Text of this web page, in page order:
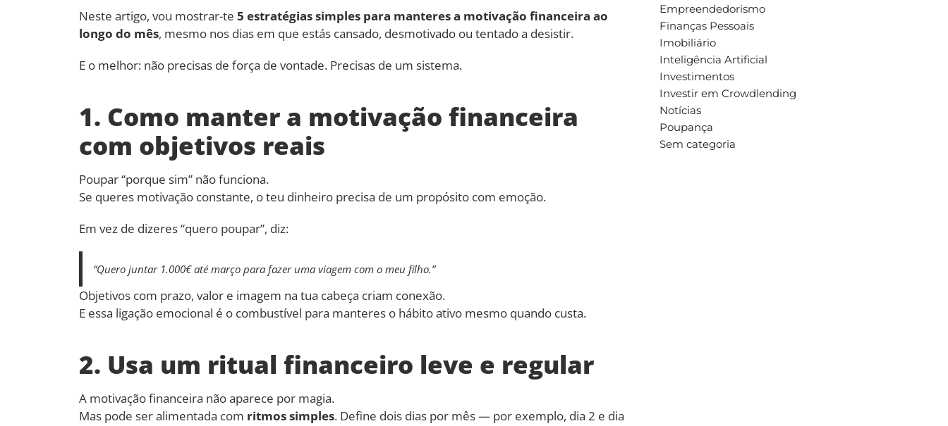
Neste artigo, vou mostrar-te 5 estratégias simples para manteres a motivação financeira ao
longo do mês, mesmo nos dias em que estás cansado, desmotivado ou tentado a desistir.
E o melhor: não precisas de força de vontade. Precisas de um sistema.
1. Como manter a motivação financeira
com objetivos reais
Poupar “porque sim” não funciona.
Se queres motivação constante, o teu dinheiro precisa de um propósito com emoção.
Em vez de dizeres “quero poupar”, diz:
“Quero juntar 1.000€ até março para fazer uma viagem com o meu filho.”
Objetivos com prazo, valor e imagem na tua cabeça criam conexão.
E essa ligação emocional é o combustível para manteres o hábito ativo mesmo quando custa.
2. Usa um ritual financeiro leve e regular
A motivação financeira não aparece por magia.
Mas pode ser alimentada com ritmos simples. Define dois dias por mês — por exemplo, dia 2 e dia
Empreendedorismo
Finanças Pessoais
Imobiliário
Inteligência Artificial
Investimentos
Investir em Crowdlending
Notícias
Poupança
Sem categoria